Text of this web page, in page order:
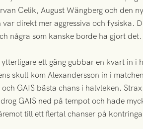
Celik, August Wängberg och den
var direkt mer aggressiva och fysiska.
några som kanske borde ha gjort
ytterligare ett gäng gubbar en kvart in
skull kom Alexandersson in i
och GAIS bästa chans i halvleken.
GAIS ned på tempot och hade
till ett flertal chanser på